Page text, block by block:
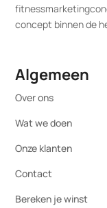
concept binnen de
Algemeen
Over ons
Wat we doen
Onze klanten
Contact
Bereken je winst